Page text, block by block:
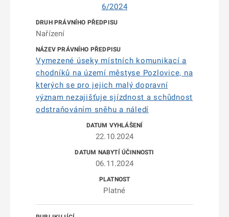
6/2024
Nařízení
Vymezené úseky místních komunikací a
chodníků na území městyse Pozlovice, na
kterých se pro jejich malý dopravní
význam nezajišťuje sjízdnost a schůdnost
odstraňováním sněhu a náledí
22.10.2024
06.11.2024
Platné